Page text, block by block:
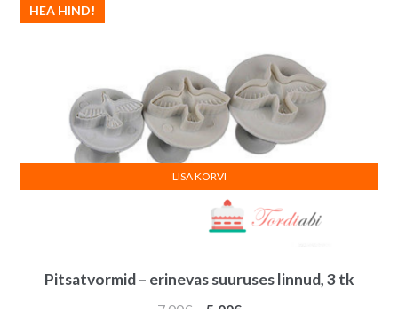
Pitsatvormid – erinevas suuruses linnud, 3 tk
HEA HIND!
LISA KORVI